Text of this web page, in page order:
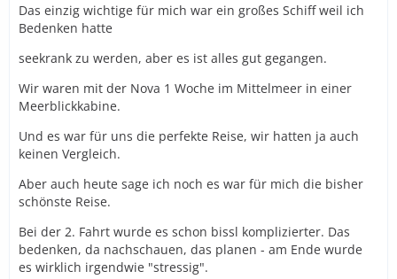
Das einzig wichtige für mich war ein großes Schiff weil ich
Bedenken hatte
seekrank zu werden, aber es ist alles gut gegangen.
Wir waren mit der Nova 1 Woche im Mittelmeer in einer
Meerblickkabine.
Und es war für uns die perfekte Reise, wir hatten ja auch
keinen Vergleich.
Aber auch heute sage ich noch es war für mich die bisher
schönste Reise.
Bei der 2. Fahrt wurde es schon bissl komplizierter. Das
bedenken, da nachschauen, das planen - am Ende wurde
es wirklich irgendwie "stressig".